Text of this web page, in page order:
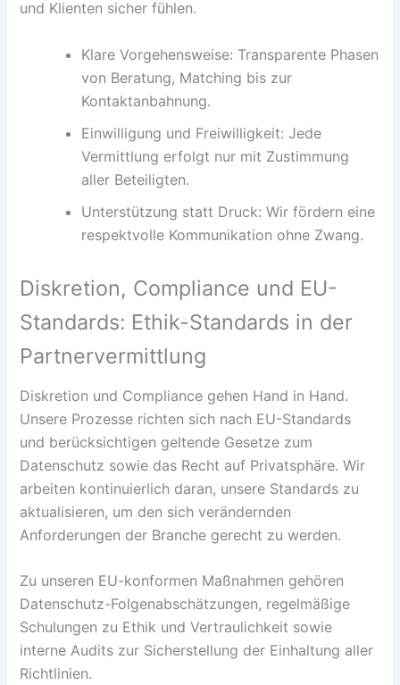
und Klienten sicher fühlen.
Klare Vorgehensweise: Transparente Phasen
von Beratung, Matching bis zur
Kontaktanbahnung.
Einwilligung und Freiwilligkeit: Jede
Vermittlung erfolgt nur mit Zustimmung
aller Beteiligten.
Unterstützung statt Druck: Wir fördern eine
respektvolle Kommunikation ohne Zwang.
Diskretion, Compliance und EU-
Standards: Ethik-Standards in der
Partnervermittlung
Diskretion und Compliance gehen Hand in Hand.
Unsere Prozesse richten sich nach EU-Standards
und berücksichtigen geltende Gesetze zum
Datenschutz sowie das Recht auf Privatsphäre. Wir
arbeiten kontinuierlich daran, unsere Standards zu
aktualisieren, um den sich verändernden
Anforderungen der Branche gerecht zu werden.
Zu unseren EU-konformen Maßnahmen gehören
Datenschutz-Folgenabschätzungen, regelmäßige
Schulungen zu Ethik und Vertraulichkeit sowie
interne Audits zur Sicherstellung der Einhaltung aller
Richtlinien.